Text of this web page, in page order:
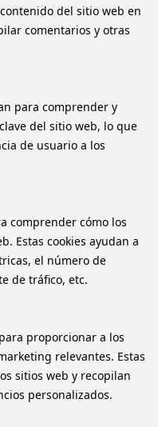
del sitio web en
comentarios y otras
para comprender y
del sitio web, lo que
de usuario a los
comprender cómo los
Estas cookies ayudan a
el número de
de tráfico, etc.
proporcionar a los
relevantes. Estas
sitios web y recopilan
personalizados.